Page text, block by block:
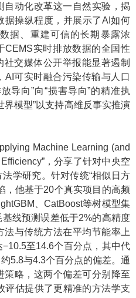
动化改革这一自然实验，揭
据操纵程度，并展示了AI如何
据、重建可信的长期暴露浓
CEMS实时排放数据的全国性
交媒体公开举报能显著遏制
可实时融合污染传输与人口
导向”向“损害导向”的精准执
界模型”以支持高维反事实推演
Machine Learning (and
，分享了针对中央空
学研究。针对传统“相似日方
，他基于20个真实项目的高频
、CatBoost等树模型集
线预测误差低于2%的高精度
与传统方法在平均节能率上
至14.6个百分点，其中代
5.8与4.3个百分点的偏差。通
略，这两个偏差可分别降至
评估提供了更精准的方法学支